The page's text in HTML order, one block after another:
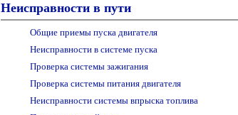
Неисправности в пути
Общие приемы пуска двигателя
Неисправности в системе пуска
Проверка системы зажигания
Проверка системы питания двигателя
Неисправности системы впрыска топлива